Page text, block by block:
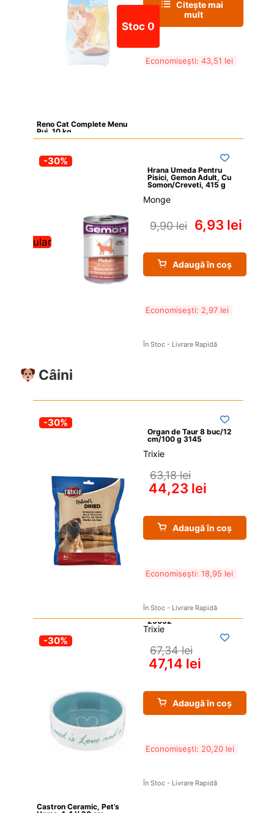
Stoc 0
Reno Cat Complete Menu
Pui, 10 kg
Citește mai
mult
Economisești: 43,51 lei
Popular
-30%
Hrana Umeda Pentru
Pisici, Gemon Adult, Cu
Somon/Creveti, 415 g
Monge
9,90 lei 6,93 lei
Adaugă în coș
Economisești: 2,97 lei
În Stoc - Livrare Rapidă
Câini
-30%
Organ de Taur 8 buc/12
cm/100 g 3145
Trixie
63,18 lei
44,23 lei
Adaugă în coș
Economisești: 18,95 lei
În Stoc - Livrare Rapidă
-30%
Castron Ceramic, Pet’s
Trixie
67,34 lei
47,14 lei
Adaugă în coș
Economisești: 20,20 lei
În Stoc - Livrare Rapidă